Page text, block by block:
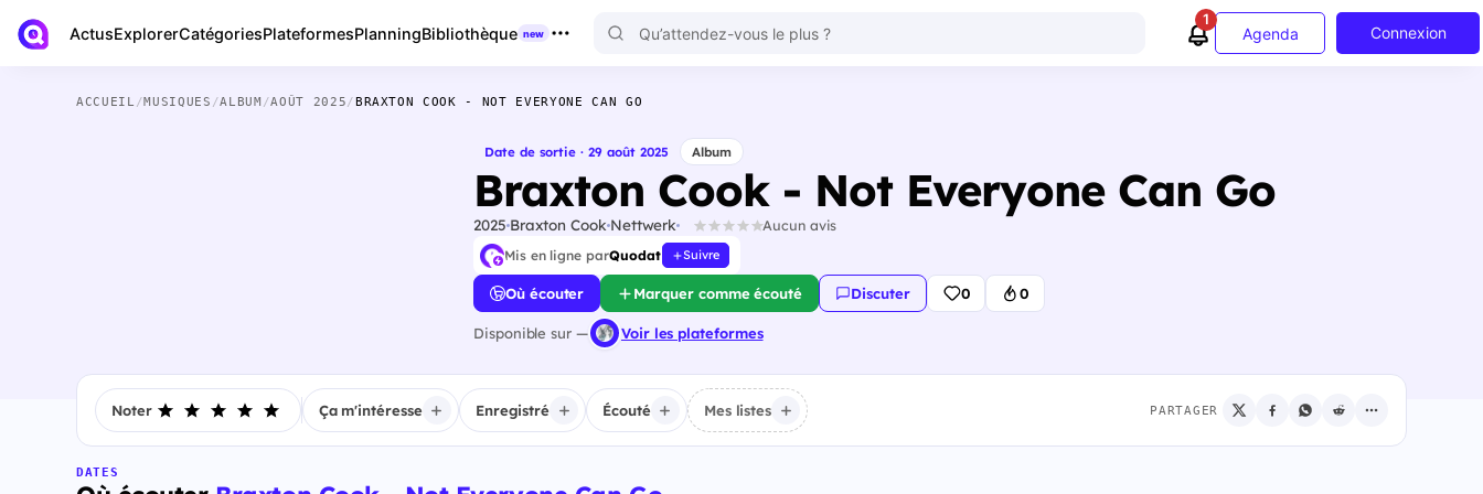
ActusExplorerCatégoriesPlateformesPlanningBibliothèque new
1
Agenda Connexion
ACCUEIL /MUSIQUES /ALBUM/AOÛT 2025/BRAXTON COOK - NOT EVERYONE CAN GO
Date de sortie · 29 août 2025 Album
Braxton Cook - Not Everyone Can Go
2025 Braxton Cook Nettwerk Aucun avis
Mis en ligne parQuodat Suivre
Où écouter Marquer comme écouté Discuter 0 0
Disponible sur — Voir les plateformes
Noter Ça m'intéresse Enregistré Écouté Mes listes PARTAGER
DATES